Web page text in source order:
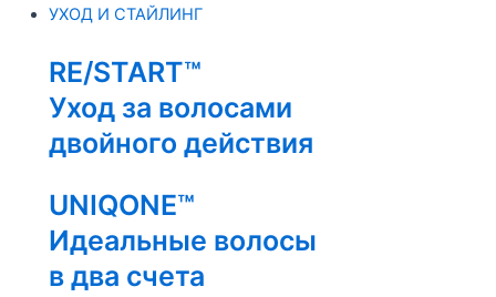
УХОД И СТАЙЛИНГ
RE/START™
Уход за волосами
двойного действия
UNIQONE™
Идеальные волосы
в два счета